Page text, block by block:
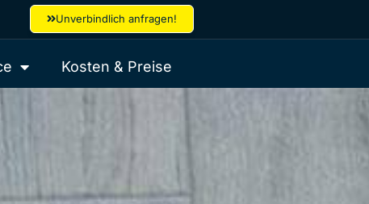
Unverbindlich anfragen!
Kosten & Preise